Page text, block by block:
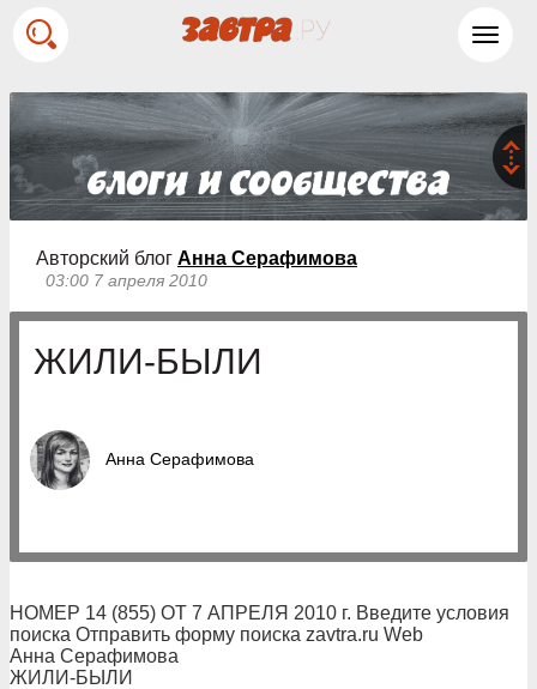
Авторский блог Анна Серафимова
03:00 7 апреля 2010
ЖИЛИ-БЫЛИ
Анна Серафимова
НОМЕР 14 (855) ОТ 7 АПРЕЛЯ 2010 г. Введите условия
поиска Отправить форму поиска zavtra.ru Web
Анна Серафимова
ЖИЛИ-БЫЛИ